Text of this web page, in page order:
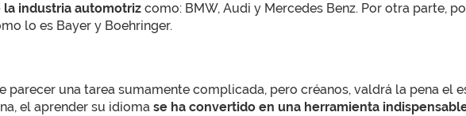
industria automotriz como: BMW, Audi y Mercedes Benz. Por otra parte,
lo es Bayer y Boehringer.
parecer una tarea sumamente complicada, pero créanos, valdrá la pena el
el aprender su idioma se ha convertido en una herramienta